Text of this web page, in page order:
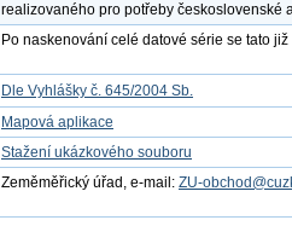
realizovaného pro potřeby československé
Po naskenování celé datové série se tato
Dle Vyhlášky č. 645/2004 Sb.
Mapová aplikace
Stažení ukázkového souboru
Zeměměřický úřad, e-mail: ZU-